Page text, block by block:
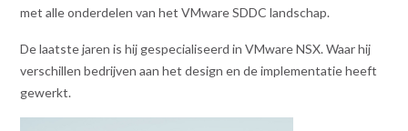
met alle onderdelen van het VMware SDDC landschap.
De laatste jaren is hij gespecialiseerd in VMware NSX. Waar hij
verschillen bedrijven aan het design en de implementatie heeft
gewerkt.